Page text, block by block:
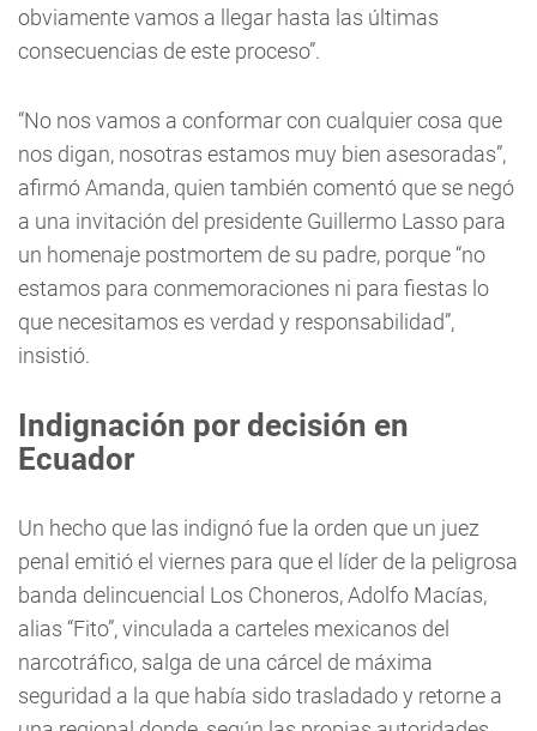
obviamente vamos a llegar hasta las últimas
consecuencias de este proceso”.
“No nos vamos a conformar con cualquier cosa que
nos digan, nosotras estamos muy bien asesoradas”,
afirmó Amanda, quien también comentó que se negó
a una invitación del presidente Guillermo Lasso para
un homenaje postmortem de su padre, porque “no
estamos para conmemoraciones ni para fiestas lo
que necesitamos es verdad y responsabilidad”,
insistió.
Indignación por decisión en
Ecuador
Un hecho que las indignó fue la orden que un juez
penal emitió el viernes para que el líder de la peligrosa
banda delincuencial Los Choneros, Adolfo Macías,
alias “Fito”, vinculada a carteles mexicanos del
narcotráfico, salga de una cárcel de máxima
seguridad a la que había sido trasladado y retorne a